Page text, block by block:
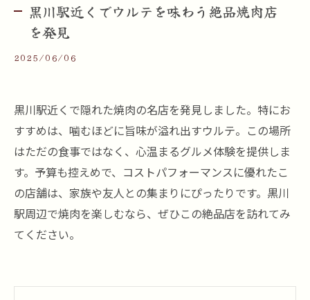
黒川駅近くでウルテを味わう絶品焼肉店
を発見
2025/06/06
黒川駅近くで隠れた焼肉の名店を発見しました。特にお
すすめは、噛むほどに旨味が溢れ出すウルテ。この場所
はただの食事ではなく、心温まるグルメ体験を提供しま
す。予算も控えめで、コストパフォーマンスに優れたこ
の店舗は、家族や友人との集まりにぴったりです。黒川
駅周辺で焼肉を楽しむなら、ぜひこの絶品店を訪れてみ
てください。